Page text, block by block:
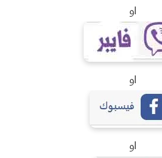
او
او
او